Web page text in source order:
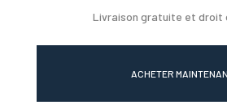
Livraison gratuite et droit
ACHETER